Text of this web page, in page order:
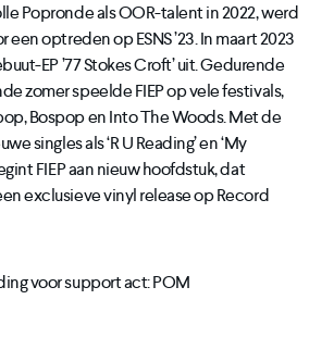
Popronde als OOR-talent in 2022, werd
een optreden op ESNS ’23. In maart 2023
EP ’77 Stokes Croft’ uit. Gedurende
zomer speelde FIEP op vele festivals,
Bospop en Into The Woods. Met de
singles als ‘R U Reading’ en ‘My
FIEP aan nieuw hoofdstuk, dat
exclusieve vinyl release op Record